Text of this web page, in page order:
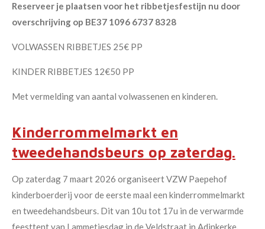
Reserveer je plaatsen voor het ribbetjesfestijn nu door
overschrijving op BE37 1096 6737 8328
VOLWASSEN RIBBETJES 25€ PP
KINDER RIBBETJES 12€50 PP
Met vermelding van aantal volwassenen en kinderen.
Kinderrommelmarkt en
tweedehandsbeurs op zaterdag.
Op zaterdag 7 maart 2026 organiseert VZW Paepehof
kinderboerderij voor de eerste maal een kinderrommelmarkt
en tweedehandsbeurs. Dit van 10u tot 17u in de verwarmde
feesttent van Lammetjesdag in de Veldstraat in Adinkerke.